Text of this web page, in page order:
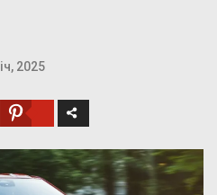
2025